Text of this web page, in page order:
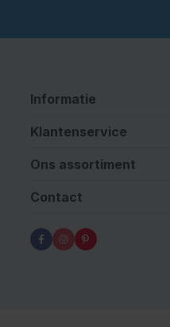
Informatie
Klantenservice
Ons assortiment
Contact